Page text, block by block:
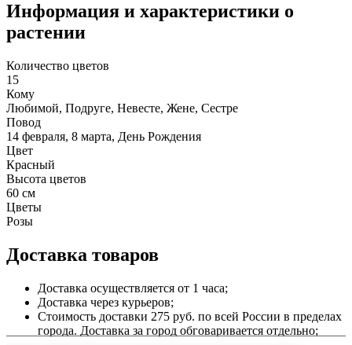
Информация и характеристики о
растении
Количество цветов
15
Кому
Любимой, Подруге, Невесте, Жене, Сестре
Повод
14 февраля, 8 марта, День Рождения
Цвет
Красный
Высота цветов
60 см
Цветы
Розы
Доставка товаров
Доставка осуществляется от 1 часа;
Доставка через курьеров;
Стоимость доставки 275 руб. по всей России в пределах
города. Доставка за город обговаривается отдельно;